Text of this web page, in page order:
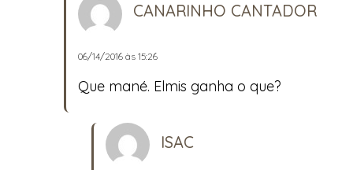
CANARINHO CANTADOR
06/14/2016 às 15:26
Que mané. Elmis ganha o que?
ISAC